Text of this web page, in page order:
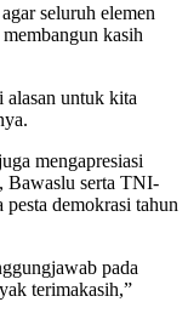
seluruh elemen
kasih
alasan untuk kita
mengapresiasi
Bawaslu serta TNI-
demokrasi tahun
pada
terimakasih,”